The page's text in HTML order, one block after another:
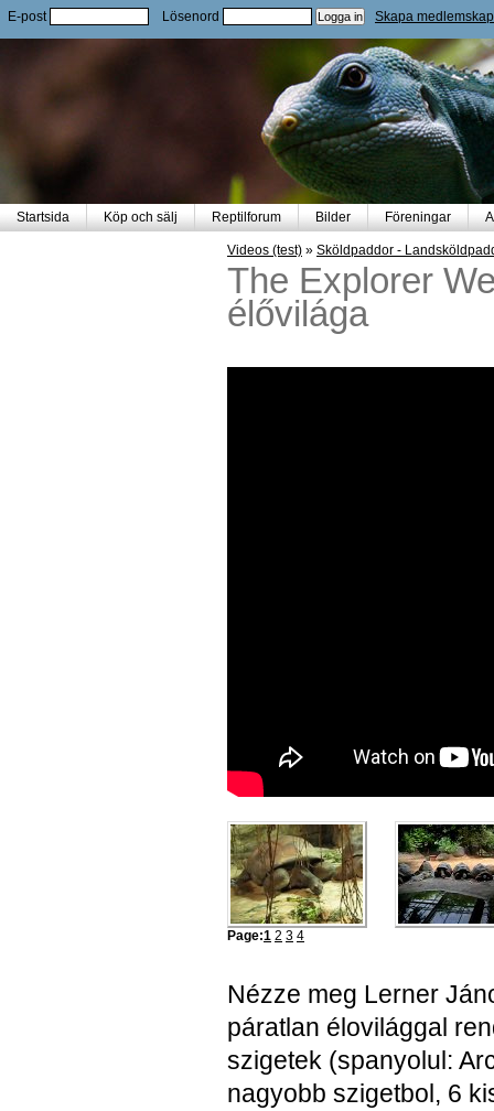
E-post Lösenord Skapa medlemskap
Startsida Köp och sälj Reptilforum Bilder Föreningar
Videos (test) » Sköldpaddor -
The Explorer
élővilága
Page:1 2 3 4
Nézze meg Lerner
páratlan élovilággal
szigetek (spanyolul:
nagyobb szigetbol, 6